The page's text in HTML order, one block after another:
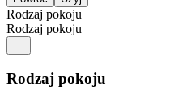
Rodzaj pokoju
Rodzaj pokoju
Rodzaj pokoju